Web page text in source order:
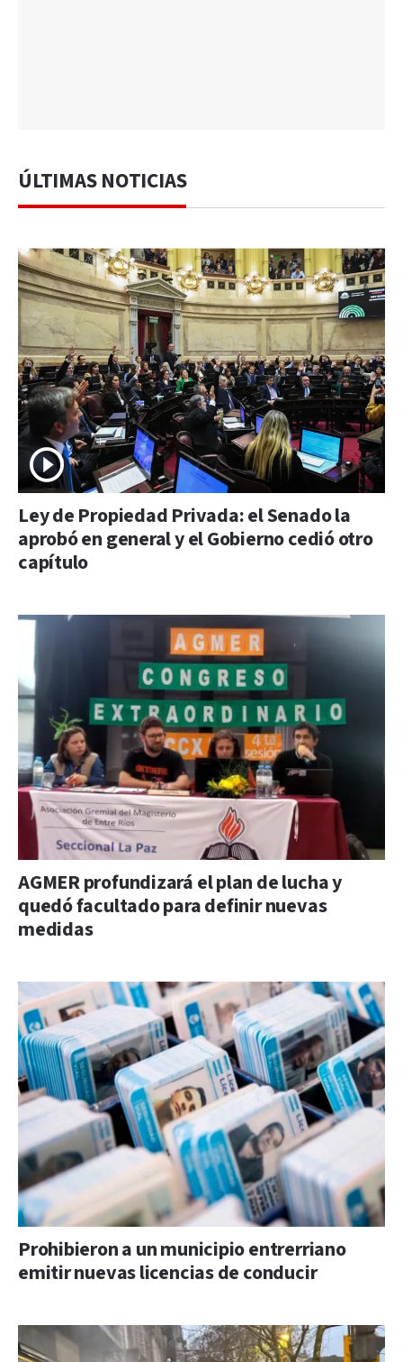
ÚLTIMAS NOTICIAS
Ley de Propiedad Privada: el Senado la
aprobó en general y el Gobierno cedió otro
capítulo
AGMER profundizará el plan de lucha y
quedó facultado para definir nuevas
medidas
Prohibieron a un municipio entrerriano
emitir nuevas licencias de conducir